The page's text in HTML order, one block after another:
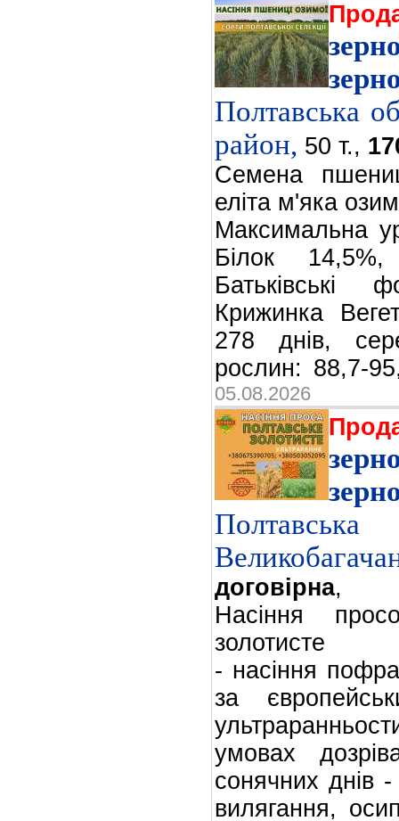
Полтавська
район, 50 т.,
Семена
еліта м'яка
Максимальна
Білок
Крижинка
278 днів,
рослин: 88,7-
05.08.2026
договірна,
Насіння
золотисте
- насіння
за
умовах
сонячних днів
вилягання,